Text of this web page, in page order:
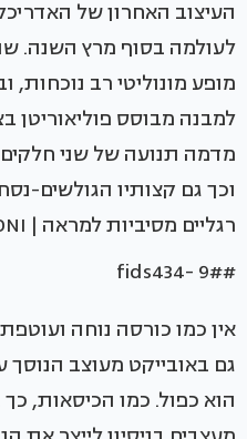
העיצוב האחרון של
לעולמה בסוף מרץ השנה.
מופע מונוליטי רב
למבנה מבוסס פוליאוריטן
מדמה תנועה של שני
וכך גם קצותיו הגולשים-
רגליים מסיביות למראה | SAWAYA MORONI.
#fids434- 9#
אין כמו כורסה נוחה
גם באובייקט מעוצב הנוסך
הוא כפול. כמו הכיסאות,